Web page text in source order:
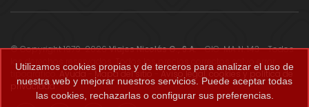
© Copyright 1979-2026Viajes Nicolás G., S.A.- CIC-MA N. 143 - Todos
los derechos reservados. Todos los precios correctos salvo error
tipográfico. Ayuda-Mapa del sitio -Aviso legal, cookies y política de
privacidad.
Utilizamos cookies propias y de terceros para analizar el uso de
nuestra web y mejorar nuestros servicios. Puede aceptar todas
las cookies, rechazarlas o configurar sus preferencias.